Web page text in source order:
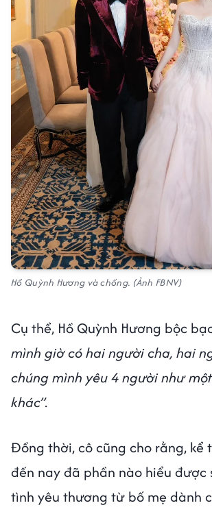
Hồ Quỳnh Hương và chồng. (Ảnh FBNV)
Cụ thể, Hồ Quỳnh Hương bộc
mình giờ có hai người cha, hai
chúng mình yêu 4 người như
khác”.
Đồng thời, cô cũng cho rằng, kể
đến nay đã phần nào hiểu được
tình yêu thương từ bố mẹ dành